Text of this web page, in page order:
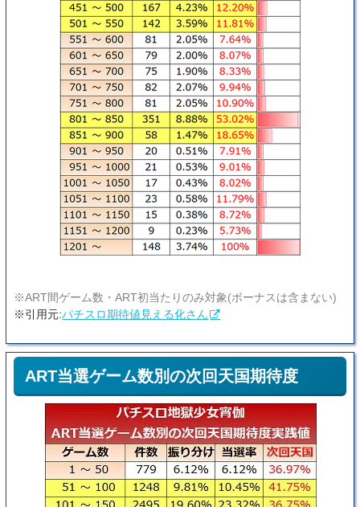
※ART間ゲーム数・ART初当たりのみ対象(ボーナスは含まない)
※引用元:パチスロ期待値見える化さん
ART当選ゲーム数別の次回天国期待度